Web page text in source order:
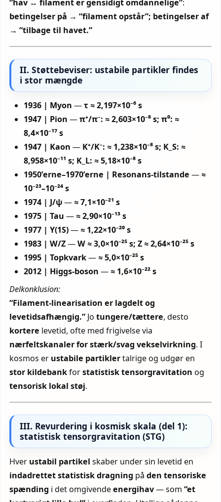
“hav ↔ filament er gensidigt omdannelige”:
betingelser på → “filament opstår”; betingelser af
→ “tilbage til havet.”
II. Støttebeviser: ustabile partikler findes
i stor mængde
1936 | Myon —τ ≈ 2,197×10⁻⁶ s
1947 | Pion —π⁺/π⁻: ≈ 2,603×10⁻⁸ s; π⁰: ≈
8,4×10⁻¹⁷ s
1947 | Kaon — K⁺/K⁻: ≈ 1,238×10⁻⁸ s; K_S: ≈
8,958×10⁻¹¹ s; K_L: ≈ 5,18×10⁻⁸ s
1950’erne–1970’erne | Resonans-tilstande — ≈
10⁻²³–10⁻²⁴ s
1974 | J/ψ— ≈ 7,1×10⁻²¹ s
1975 | Tau — ≈ 2,90×10⁻¹³ s
1977 | Υ(1S)— ≈ 1,22×10⁻²⁰ s
1983 | W/Z—W ≈ 3,0×10⁻²⁵ s; Z ≈ 2,64×10⁻²⁵ s
1995 | Topkvark— ≈ 5,0×10⁻²⁵ s
2012 | Higgs-boson — ≈ 1,6×10⁻²² s
Delkonklusion:
“Filament-linearisation er lagdelt og
levetidsafhængig.” Jo tungere/tættere, desto
kortere levetid, ofte med frigivelse via
nærfeltskanaler for stærk/svag vekselvirkning. I
kosmos er ustabile partiklertalrige og udgør en
stor kildebankforstatistisk tensorgravitation og
tensorisk lokal støj.
III. Revurdering i kosmisk skala (del 1):
statistisk tensorgravitation (STG)
Hver ustabil partikel skaber under sin levetid en
indadrettet statistisk dragning på den tensoriske
spænding i det omgivendeenergihav— som “et